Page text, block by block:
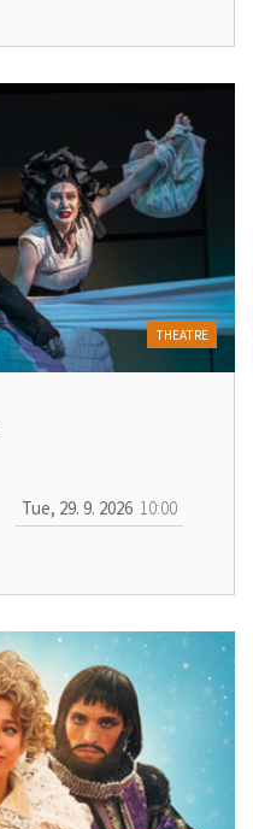
THEATRE
Tue, 29. 9. 2026 10:00